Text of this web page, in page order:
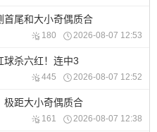
首尾和大小奇偶质合
180 2026-08-07 12:53
球杀六红！连中3
445 2026-08-07 12:52
极距大小奇偶质合
161 2026-08-07 12:38